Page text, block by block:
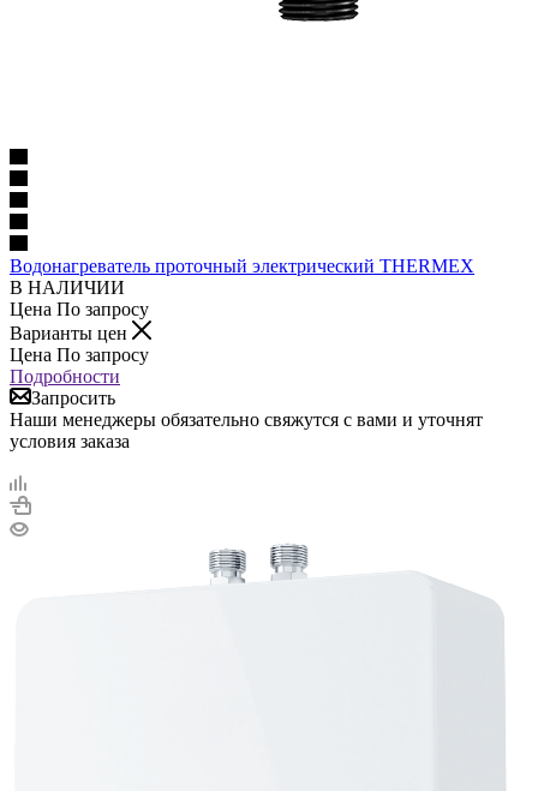
Водонагреватель проточный электрический THERMEX
В НАЛИЧИИ
Цена По запросу
Варианты цен
Цена По запросу
Подробности
Запросить
Наши менеджеры обязательно свяжутся с вами и уточнят
условия заказа